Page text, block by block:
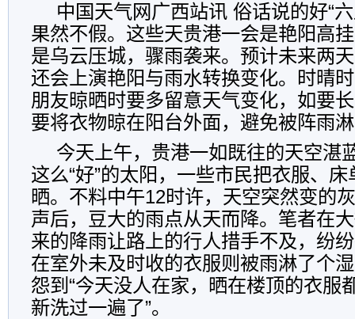
中国天气网广西站讯 俗话说的好“
果然不假。这些天贵港一会是艳阳高
是乌云压城，骤雨袭来。预计未来两
还会上演艳阳与雨水转换变化。时晴
朋友晾晒时要多留意天气变化，如要
要将衣物晾在阳台外面，避免被阵雨
今天上午，贵港一如既往的天空湛
这么“好”的太阳，一些市民把衣服、
晒。不料中午12时许，天空突然变的
声后，豆大的雨点从天而降。笔者在
来的降雨让路上的行人措手不及，纷
在室外未及时收的衣服则被雨淋了个
怨到“今天没人在家，晒在楼顶的衣服
新洗过一遍了”。